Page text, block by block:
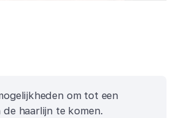
om tot een
de haarlijn te komen.